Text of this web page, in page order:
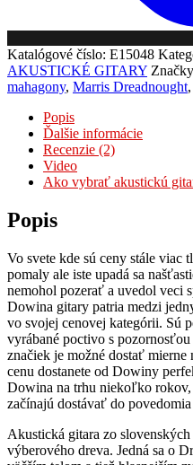
Katalógové číslo: E15048
AKUSTICKÉ GITARY
mahagony, Marris Dreadnought,
Popis
Ďalšie informácie
Recenzie (2)
Video
Ako vybrať akustickú
Popis
Vo svete kde sú ceny stále viac
pomaly ale iste upadá sa
nemohol pozerať a uvedol veci
Dowina gitary patria medzi
vo svojej cenovej kategórii. Sú
vyrábané poctivo s
značiek je možné dostať
cenu dostanete od Dowiny
Dowina na trhu niekoľko
začínajú dostávať do
Akustická gitara zo
výberového dreva. Jedná sa o